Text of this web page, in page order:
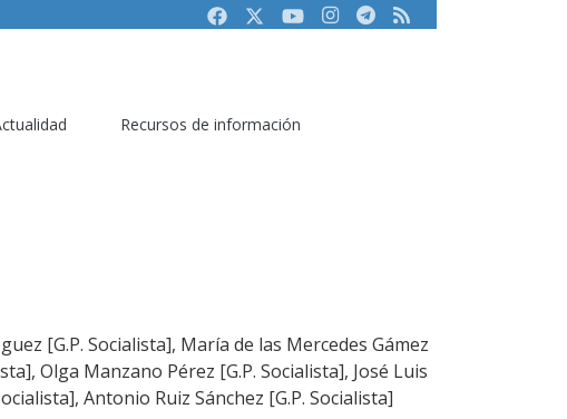
FacebookTwitterYoutubeInstagram
Telegram
RSS
Recursos de información
[G.P. Socialista], María de las Mercedes Gámez
Olga Manzano Pérez [G.P. Socialista], José Luis
Antonio Ruiz Sánchez [G.P. Socialista]